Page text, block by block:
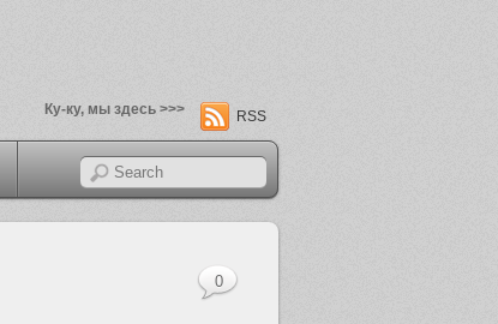
Ку-ку, мы здесь >>> RSS
0